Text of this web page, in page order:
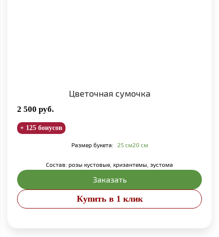
Цветочная сумочка
2 500 руб.
+ 125 бонусов
Размер букета: 25 см20 см
Состав: розы кустовые, хризантемы, эустома
Заказать
Купить в 1 клик